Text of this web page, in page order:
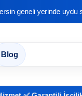
geneli yerinde
Blog